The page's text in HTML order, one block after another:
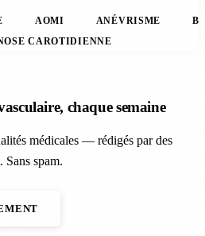
AOMI ANÉVRISME
CAROTIDIENNE
chaque semaine
médicales — rédigés par des
Sans spam.